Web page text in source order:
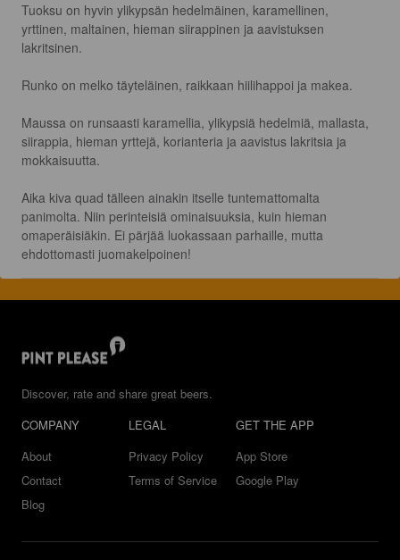
Tuoksu on hyvin ylikypsän hedelmäinen, karamellinen,
yrttinen, maltainen, hieman siirappinen ja aavistuksen
lakritsinen.
Runko on melko täyteläinen, raikkaan hiilihappoi ja makea.
Maussa on runsaasti karamellia, ylikypsiä hedelmiä, mallasta,
siirappia, hieman yrttejä, korianteria ja aavistus lakritsia ja
mokkaisuutta.
Aika kiva quad tälleen ainakin itselle tuntemattomalta
panimolta. Niin perinteisiä ominaisuuksia, kuin hieman
omaperäisiäkin. Ei pärjää luokassaan parhaille, mutta
ehdottomasti juomakelpoinen!
Discover, rate and share great beers.
COMPANY
About
Contact
Blog
LEGAL
Privacy Policy
Terms of Service
GET THE APP
App Store
Google Play